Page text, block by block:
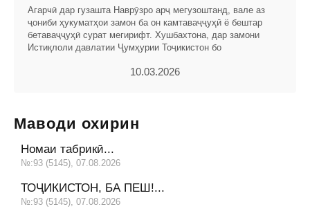
Агарчӣ дар гузашта Наврӯзро арҷ мегузоштанд, вале аз
ҷониби ҳукуматҳои замон ба он камтаваҷҷуҳӣ ё бештар
бетаваҷҷуҳӣ сурат мегирифт. Хушбахтона, дар замони
Истиқлоли давлатии Ҷумҳурии Тоҷикистон бо
10.03.2026
Маводи охирин
Номаи табрикӣ...
№:93 (5145), 07.08.2026
ТОҶИКИСТОН, БА ПЕШ!...
№:93 (5145), 07.08.2026